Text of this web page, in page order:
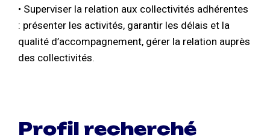
• Superviser la relation aux collectivités adhérentes
: présenter les activités, garantir les délais et la
qualité d’accompagnement, gérer la relation auprès
des collectivités.
Profil recherché